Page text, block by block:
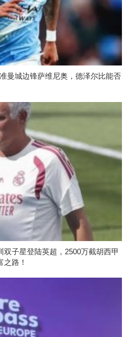
曼城边锋萨维尼奥，德泽尔比能否
子星登陆英超，2500万截胡西甲
路！